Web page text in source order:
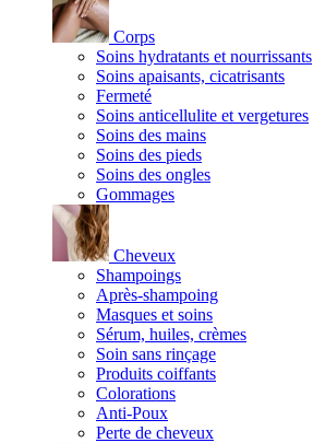
Corps
Soins hydratants et nourrissants
Soins apaisants, cicatrisants
Fermeté
Soins anticellulite et vergetures
Soins des mains
Soins des pieds
Soins des ongles
Gommages
Cheveux
Shampoings
Après-shampoing
Masques et soins
Sérum, huiles, crèmes
Soin sans rinçage
Produits coiffants
Colorations
Anti-Poux
Perte de cheveux